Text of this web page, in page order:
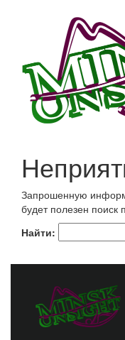
Запрошенную
будет полезен поиск
Найти: